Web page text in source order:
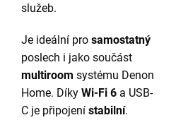
služeb.
Je ideální pro samostatný
poslech i jako součást
multiroom systému Denon
Home. Díky Wi-Fi 6 a USB-
C je připojení stabilní.